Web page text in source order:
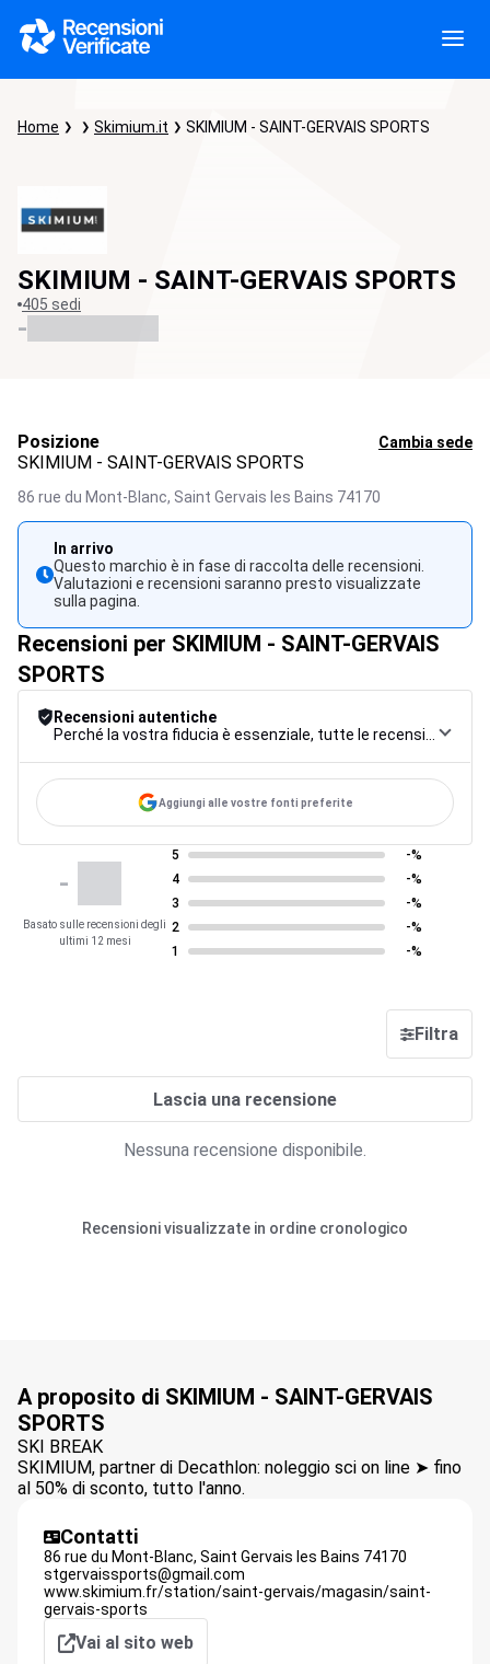
Home Skimium.it SKIMIUM - SAINT-GERVAIS SPORTS
SKIMIUM - SAINT-GERVAIS SPORTS
405 sedi
-
Posizione Cambia sede
SKIMIUM - SAINT-GERVAIS SPORTS
86 rue du Mont-Blanc, Saint Gervais les Bains 74170
In arrivo
Questo marchio è in fase di raccolta delle recensioni.
Valutazioni e recensioni saranno presto visualizzate
sulla pagina.
Recensioni per SKIMIUM - SAINT-GERVAIS
SPORTS
Recensioni autentiche
Aggiungi alle vostre fonti preferite
-
Basato sulle recensioni degli
ultimi 12 mesi
5
-%
4
-%
3
-%
2
-%
1
-%
Filtra
Lascia una recensione
Nessuna recensione disponibile.
Recensioni visualizzate in ordine cronologico
A proposito di SKIMIUM - SAINT-GERVAIS
SPORTS
SKI BREAK
SKIMIUM, partner di Decathlon: noleggio sci on line ➤ fino
al 50% di sconto, tutto l'anno.
Contatti
86 rue du Mont-Blanc, Saint Gervais les Bains 74170
stgervaissports@gmail.com
www.skimium.fr/station/saint-gervais/magasin/saint-
gervais-sports
Vai al sito web